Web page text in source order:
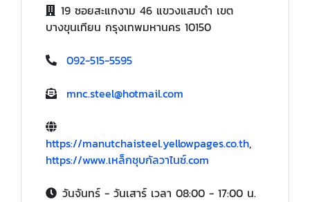
19 ซอยสะแกงาม 46 แขวงแสมดำ เขต
บางขุนเทียน กรุงเทพมหานคร 10150
092-515-5595
mnc.steel@hotmail.com
https://manutchaisteel.yellowpages.co.th,
https://www.เหล็กชุบกัลวาไนซ์.com
วันจันทร์ - วันเสาร์ เวลา 08:00 - 17:00 น.